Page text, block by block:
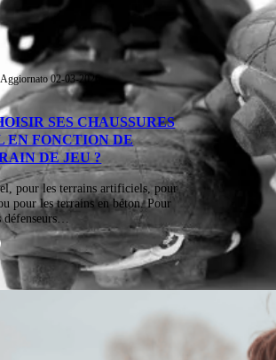
Aggiornato 02-03-2026
SES CHAUSSURES
EN FONCTION DE
DE JEU ?
pour les terrains artificiels, pour
pour les terrains en béton. Pour
défenseurs…